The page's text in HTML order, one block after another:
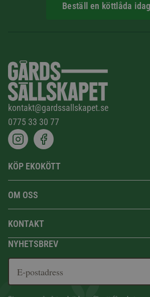
Beställ en köttlåda
kontakt@gardssallskapet.se
0775 33 30 77
KÖP EKOKÖTT
OM OSS
KONTAKT
NYHETSBREV